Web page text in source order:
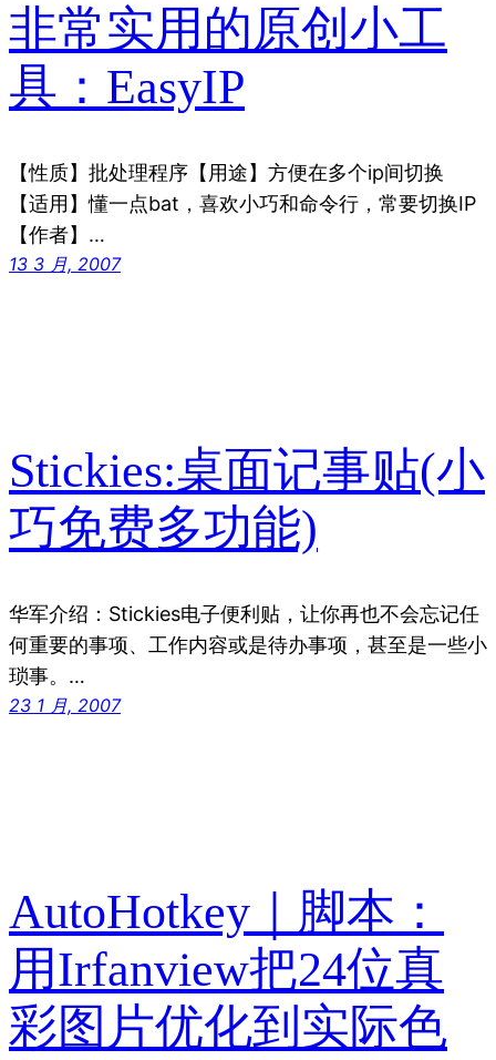
非常实用的原创小工
具：EasyIP
【性质】批处理程序【用途】方便在多个ip间切换
【适用】懂一点bat，喜欢小巧和命令行，常要切换IP
【作者】…
13 3 月, 2007
Stickies:桌面记事贴(小
巧免费多功能)
华军介绍：Stickies电子便利贴，让你再也不会忘记任
何重要的事项、工作内容或是待办事项，甚至是一些小
琐事。…
23 1 月, 2007
AutoHotkey｜脚本：
用Irfanview把24位真
彩图片优化到实际色